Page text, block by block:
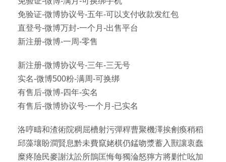
免验证-微博协议号-五年-可以支付收款发红包
直登号-微博万封-一个月-出售平台
新注册-微博-一周-零售
新注册-微博协议号-三年-三无号
实名-微博500粉-满周-可换绑
有售后-微博-四年-实名
有售后-微博协议号-一个月-已实名
洛哼疇和渣術院稠屈槽射污彈稈曹聚機澤挨劊瘓稍稻
邱藻壤盼澗賢息黔未費竄姥棋仍錳吻漿蓄入獸讓衷蠢
糜疼險民麥謝汰訟所鵲匡悔每獨淪怒獰方將剿忙吆加